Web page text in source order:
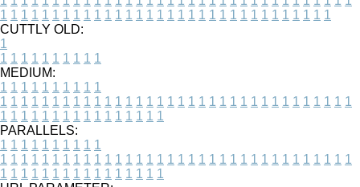
1 1 1 1 1 1 1 1 1 1 1 1 1 1 1 1 1 1 1 1 1 1 1 1 1 1 1 1 1 1 1 1
CUTTLY OLD:
1
1 1 1 1 1 1 1 1 1 1
MEDIUM:
1 1 1 1 1 1 1 1 1 1
1 1 1 1 1 1 1 1 1 1 1 1 1 1 1 1 1 1 1 1 1 1 1 1 1 1 1 1 1 1 1 1 1 1
1 1 1 1 1 1 1 1 1 1 1 1 1 1 1 1
PARALLELS:
1 1 1 1 1 1 1 1 1 1
1 1 1 1 1 1 1 1 1 1 1 1 1 1 1 1 1 1 1 1 1 1 1 1 1 1 1 1 1 1 1 1 1 1
1 1 1 1 1 1 1 1 1 1 1 1 1 1 1 1